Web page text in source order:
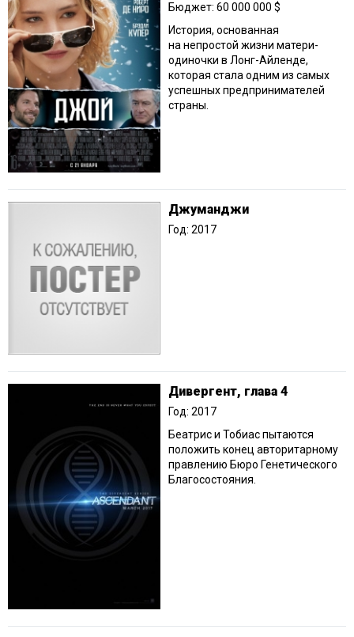
Бюджет: 60 000 000 $
История, основанная
на непростой жизни матери-
одиночки в Лонг-Айленде,
которая стала одним из самых
успешных предпринимателей
страны.
Джуманджи
Год: 2017
Дивергент, глава 4
Год: 2017
Беатрис и Тобиас пытаются
положить конец авторитарному
правлению Бюро Генетического
Благосостояния.